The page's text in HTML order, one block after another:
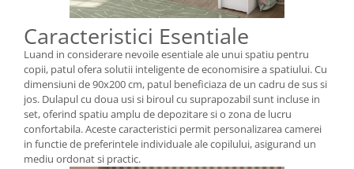
Caracteristici Esentiale
Luand in considerare nevoile esentiale ale unui spatiu pentru
copii, patul ofera solutii inteligente de economisire a spatiului. Cu
dimensiuni de 90x200 cm, patul beneficiaza de un cadru de sus si
jos. Dulapul cu doua usi si biroul cu suprapozabil sunt incluse in
set, oferind spatiu amplu de depozitare si o zona de lucru
confortabila. Aceste caracteristici permit personalizarea camerei
in functie de preferintele individuale ale copilului, asigurand un
mediu ordonat si practic.